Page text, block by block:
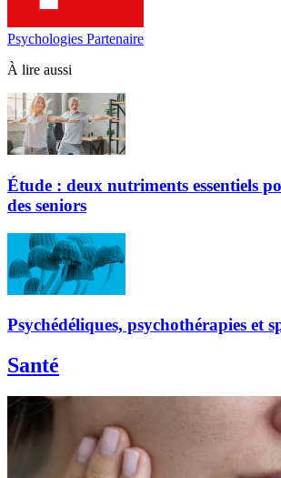
Psychologies Partenaire
À lire aussi
Étude : deux nutriments essentiels
des seniors
Psychédéliques, psychothérapies et
Santé